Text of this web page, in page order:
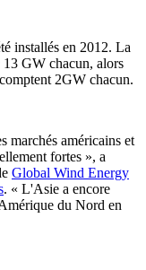
installés en 2012. La
GW chacun, alors
2GW chacun.
marchés américains et
fortes », a
Global Wind Energy
. « L'Asie a encore
du Nord en